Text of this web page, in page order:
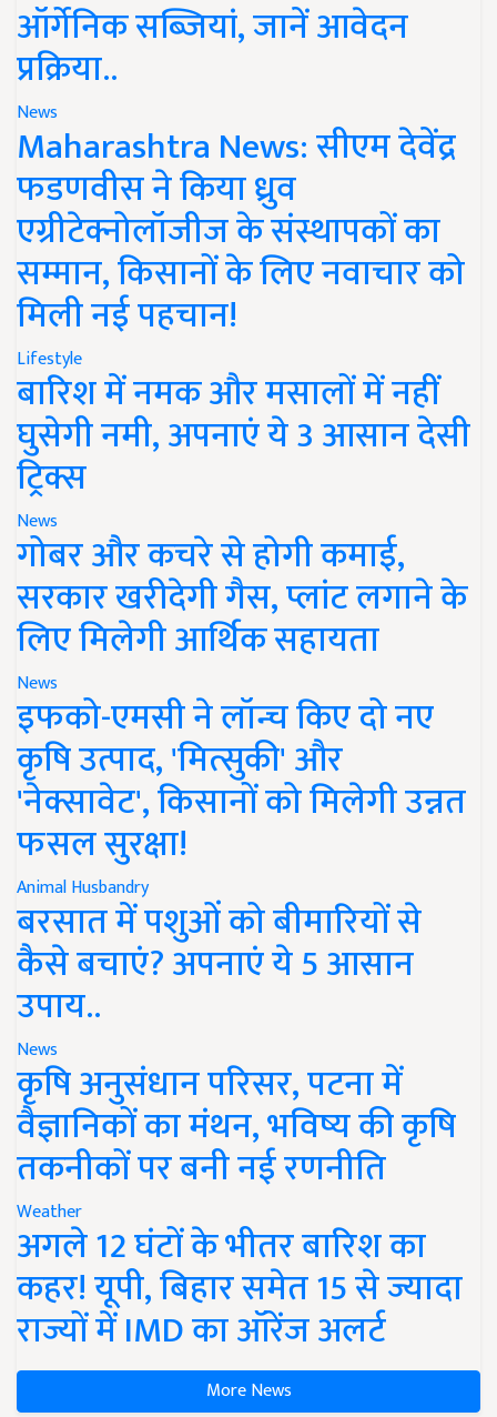
ऑर्गेनिक सब्जियां, जानें आवेदन
प्रक्रिया..
News
Maharashtra News: सीएम देवेंद्र
फडणवीस ने किया ध्रुव
एग्रीटेक्नोलॉजीज के संस्थापकों का
सम्मान, किसानों के लिए नवाचार को
मिली नई पहचान!
Lifestyle
बारिश में नमक और मसालों में नहीं
घुसेगी नमी, अपनाएं ये 3 आसान देसी
ट्रिक्स
News
गोबर और कचरे से होगी कमाई,
सरकार खरीदेगी गैस, प्लांट लगाने के
लिए मिलेगी आर्थिक सहायता
News
इफको-एमसी ने लॉन्च किए दो नए
कृषि उत्पाद, 'मित्सुकी' और
'नेक्सावेट', किसानों को मिलेगी उन्नत
फसल सुरक्षा!
Animal Husbandry
बरसात में पशुओं को बीमारियों से
कैसे बचाएं? अपनाएं ये 5 आसान
उपाय..
News
कृषि अनुसंधान परिसर, पटना में
वैज्ञानिकों का मंथन, भविष्य की कृषि
तकनीकों पर बनी नई रणनीति
Weather
अगले 12 घंटों के भीतर बारिश का
कहर! यूपी, बिहार समेत 15 से ज्यादा
राज्यों में IMD का ऑरेंज अलर्ट
More News